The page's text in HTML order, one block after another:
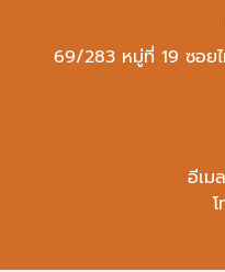
69/283 หมู่ที่ 19 ซอย
อีเม